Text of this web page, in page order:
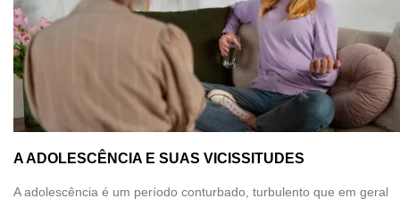
A ADOLESCÊNCIA E SUAS VICISSITUDES
A adolescência é um período conturbado, turbulento que em geral